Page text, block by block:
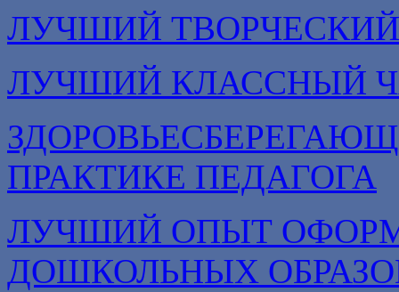
ЛУЧШИЙ
ЛУЧШИЙ КЛАССНЫЙ
ПРАКТИКЕ ПЕДАГОГА
ЛУЧШИЙ ОПЫТ
ДОШКОЛЬНЫХ